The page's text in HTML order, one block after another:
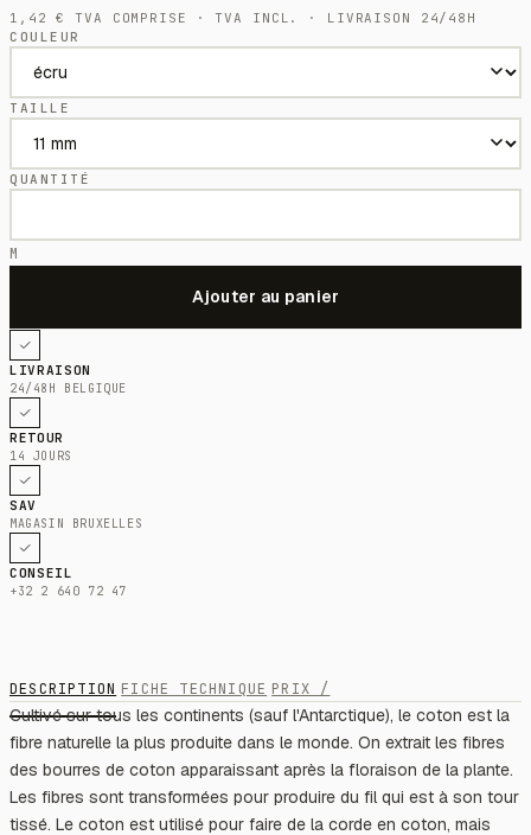
1,42€
TVA COMPRISE · TVA INCL. · LIVRAISON 24/48H
COULEUR
TAILLE
QUANTITÉ
M
LIVRAISON
24/48H BELGIQUE
RETOUR
14 JOURS
SAV
MAGASIN BRUXELLES
CONSEIL
+32 2 640 72 47
DESCRIPTION FICHE TECHNIQUE PRIX /
Cultivé sur tous les continents (sauf l'Antarctique), le coton est la
fibre naturelle la plus produite dans le monde. On extrait les fibres
des bourres de coton apparaissant après la floraison de la plante.
Les fibres sont transformées pour produire du fil qui est à son tour
tissé. Le coton est utilisé pour faire de la corde en coton, mais